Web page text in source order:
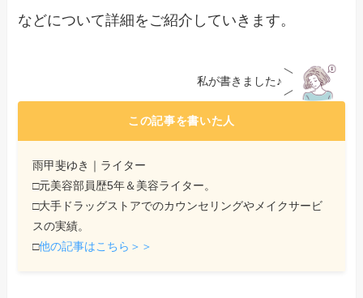
などについて詳細をご紹介していきます。
私が書きました♪
この記事を書いた人
雨甲斐ゆき｜ライター
□元美容部員歴5年＆美容ライター。
□大手ドラッグストアでのカウンセリングやメイクサービ
スの実績。
□他の記事はこちら＞＞